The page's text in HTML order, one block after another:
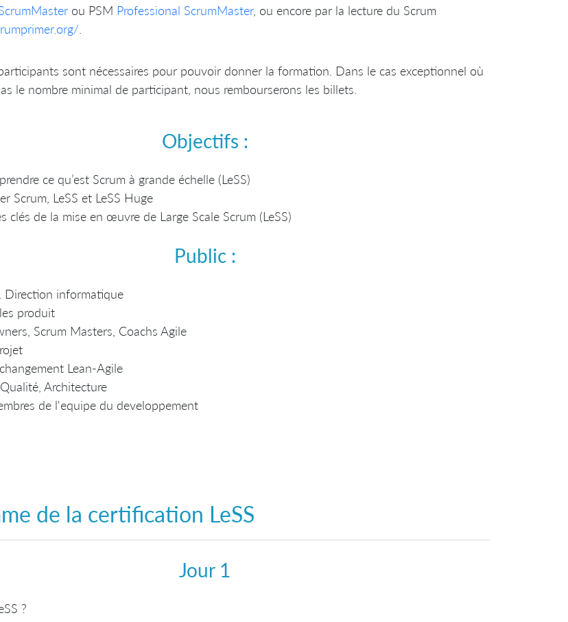
ou PSM Professional ScrumMaster, ou encore par la lecture du Scrum
sont nécessaires pour pouvoir donner la formation. Dans le cas exceptionnel où
le nombre minimal de participant, nous rembourserons les billets.
Objectifs :
ce qu’est Scrum à grande échelle (LeSS)
Scrum, LeSS et LeSS Huge
clés de la mise en œuvre de Large Scale Scrum (LeSS)
Public :
Direction informatique
produit
Scrum Masters, Coachs Agile
Lean-Agile
Architecture
de l'equipe du developpement
de la certification LeSS
Jour 1
?